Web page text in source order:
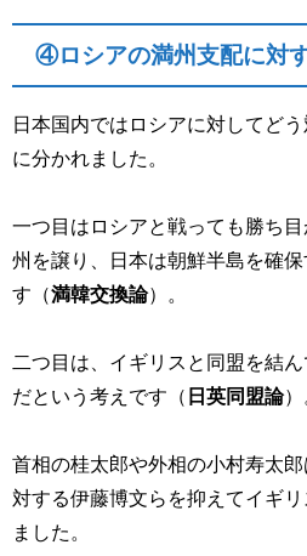
④ロシアの満州支配に対
日本国内ではロシアに対してど
に分かれました。
一つ目はロシアと戦っても勝ち
州を譲り、日本は朝鮮半島を確
す（満韓交換論）。
二つ目は、イギリスと同盟を結
だという考えです（ 日英同盟論）
首相の桂太郎や外相の小村寿太
対する伊藤博文らを抑えてイギ
ました。